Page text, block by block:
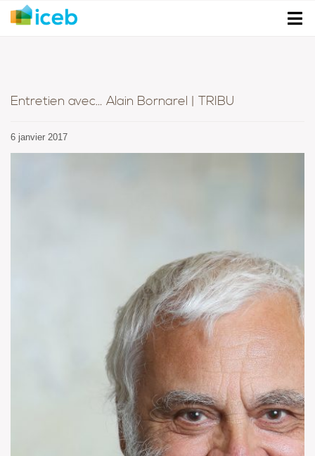
Entretien avec… Alain Bornarel | TRIBU
6 janvier 2017